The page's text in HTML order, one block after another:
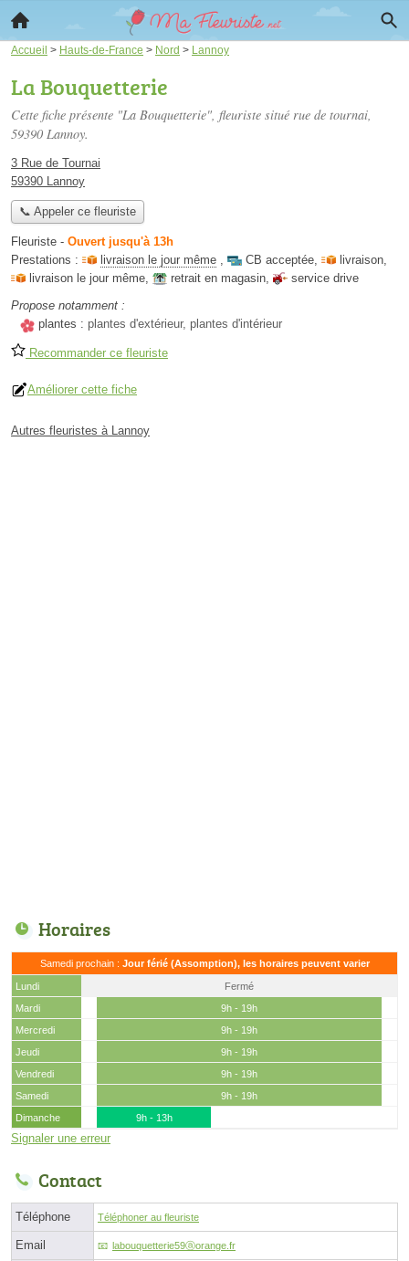
Accueil > Hauts-de-France > Nord > Lannoy
La Bouquetterie
Cette fiche présente "La Bouquetterie", fleuriste situé rue de tournai,
59390 Lannoy.
3 Rue de Tournai
59390 Lannoy
📞 Appeler ce fleuriste
Fleuriste - Ouvert jusqu'à 13h
Prestations :
livraison le jour même , CB acceptée, livraison,
livraison le jour même, retrait en magasin,
service drive
Propose notamment :
plantes : plantes d'extérieur, plantes d'intérieur
Recommander ce fleuriste
Améliorer cette fiche
Autres fleuristes à Lannoy
Horaires
Samedi prochain : Jour férié (Assomption), les horaires peuvent varier
Lundi
Fermé
Mardi
9h - 19h
Mercredi
9h - 19h
Jeudi
9h - 19h
Vendredi
9h - 19h
Samedi
9h - 19h
Dimanche
9h - 13h
Signaler une erreur
Contact
Téléphone Téléphoner au fleuriste
Email labouquetterie59ⓐorange.fr